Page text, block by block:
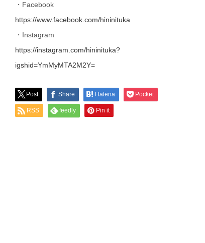
・Facebook
https://www.facebook.com/hininituka
・Instagram
https://instagram.com/hininituka?
igshid=YmMyMTA2M2Y=
Post Share Hatena Pocket
RSS feedly Pin it